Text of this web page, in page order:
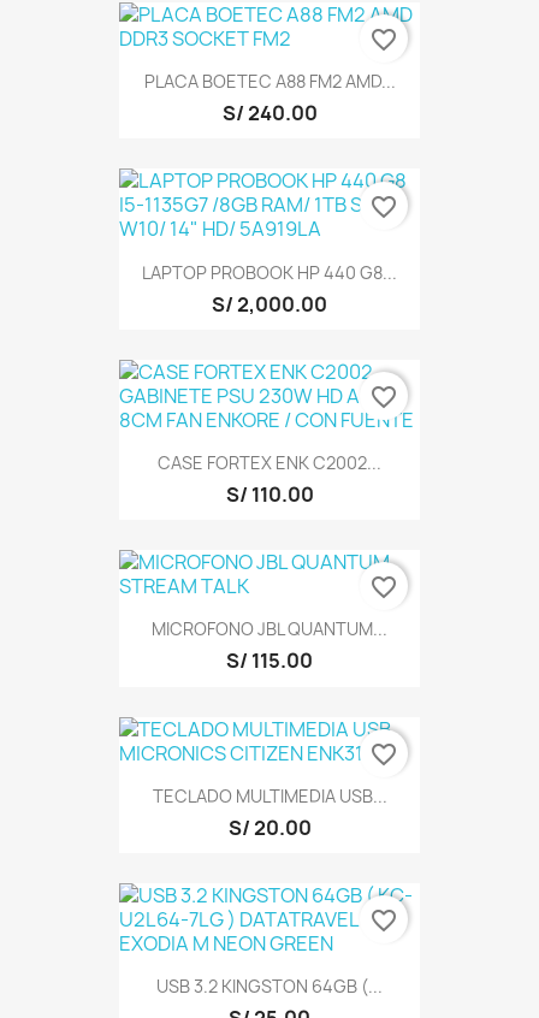
PLACA BOETEC A88 FM2 AMD...
S/ 240.00
favorite_border
LAPTOP PROBOOK HP 440 G8...
S/ 2,000.00
favorite_border
CASE FORTEX ENK C2002...
S/ 110.00
favorite_border
MICROFONO JBL QUANTUM...
S/ 115.00
favorite_border
TECLADO MULTIMEDIA USB...
S/ 20.00
favorite_border
USB 3.2 KINGSTON 64GB (...
favorite_border